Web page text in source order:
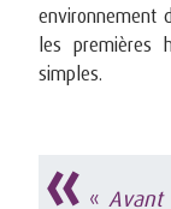
environnement
les premières
simples.
« Avant